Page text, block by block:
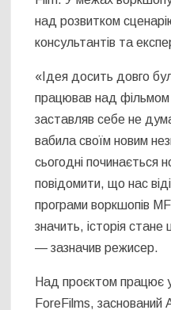
над розвитком
консультантів та
«Ідея досить довго
працював над фільмом
заставляв себе не
вабила своїм новим
сьогодні починається
повідомити, що нас
програми воркшопів
значить, історія
— зазначив режисер.
Над проєктом працює
ForeFilms,